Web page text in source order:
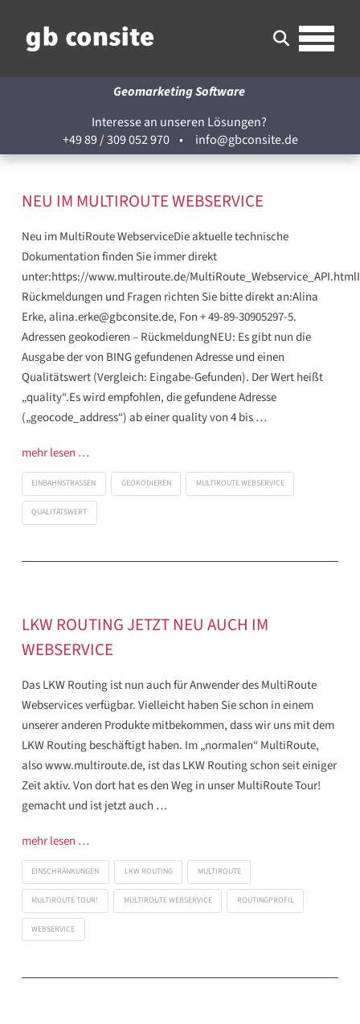
Geomarketing Software
Interesse an unseren Lösungen?
+49 89 / 309 052 970• info@gbconsite.de
NEU IM MULTIROUTE WEBSERVICE
Neu im MultiRoute WebserviceDie aktuelle technische
Dokumentation finden Sie immer direkt
unter:https://www.multiroute.de/
Rückmeldungen und Fragen richten Sie bitte direkt an:Alina
Erke, alina.erke@gbconsite.de, Fon + 49-89-30905297-5.
Adressen geokodieren – RückmeldungNEU: Es gibt nun die
Ausgabe der von BING gefundenen Adresse und einen
Qualitätswert (Vergleich: Eingabe-Gefunden). Der Wert heißt
„quality“.Es wird empfohlen, die gefundene Adresse
(„geocode_address“) ab einer quality von 4 bis …
mehr lesen …
EINBAHNSTRASSEN GEOKODIEREN MULTIROUTE WEBSERVICE
QUALITÄTSWERT
LKW ROUTING JETZT NEU AUCH IM
WEBSERVICE
Das LKW Routing ist nun auch für Anwender des MultiRoute
Webservices verfügbar. Vielleicht haben Sie schon in einem
unserer anderen Produkte mitbekommen, dass wir uns mit dem
LKW Routing beschäftigt haben. Im „normalen“ MultiRoute,
also www.multiroute.de, ist das LKW Routing schon seit einiger
Zeit aktiv. Von dort hat es den Weg in unser MultiRoute Tour!
gemacht und ist jetzt auch …
mehr lesen …
EINSCHRÄNKUNGEN LKW ROUTING MULTIROUTE
MULTIROUTE TOUR! MULTIROUTE WEBSERVICE ROUTINGPROFIL
WEBSERVICE